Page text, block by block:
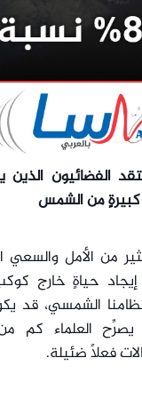
الفضائيون الذين
من الشمس
من الأمل والسعي
حياةٍ خارج
الشمسي، قد
يصرِّح العلماء كم
فعلاً ضئيلة.